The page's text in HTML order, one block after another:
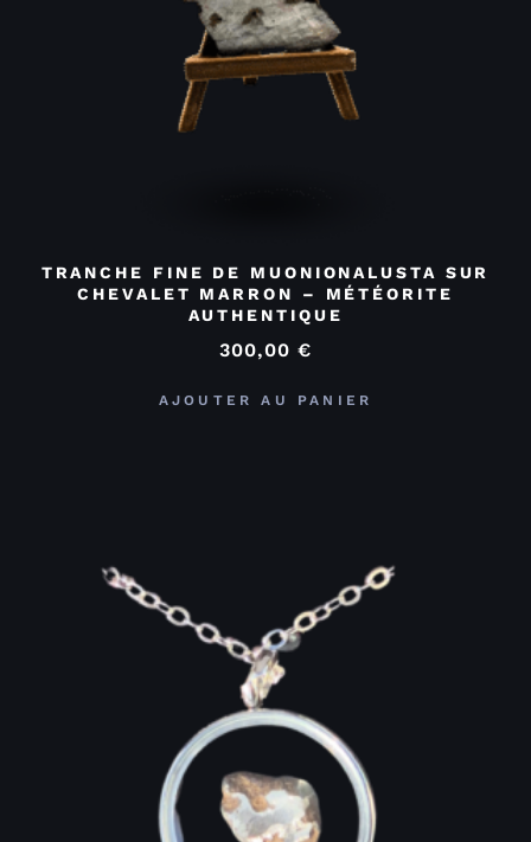
TRANCHE FINE DE MUONIONALUSTA SUR
CHEVALET MARRON – MÉTÉORITE
AUTHENTIQUE
300,00 €
AJOUTER AU PANIER